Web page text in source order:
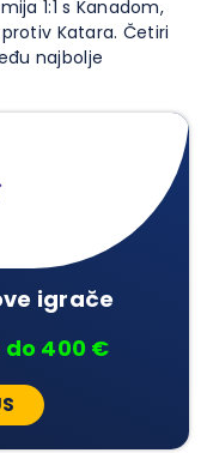
1:1 s Kanadom,
Katara. Četiri
najbolje
igrače
400 €